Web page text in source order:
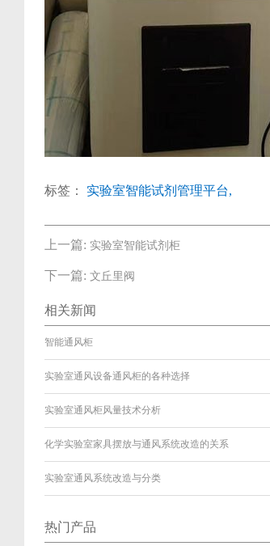
标签： 实验室智能试剂管理平台,
上一篇: 实验室智能试剂柜
下一篇: 文丘里阀
相关新闻
智能通风柜
实验室通风设备通风柜的各种选择
实验室通风柜风量技术分析
化学实验室家具摆放与通风系统改造的关系
实验室通风系统改造与分类
热门产品